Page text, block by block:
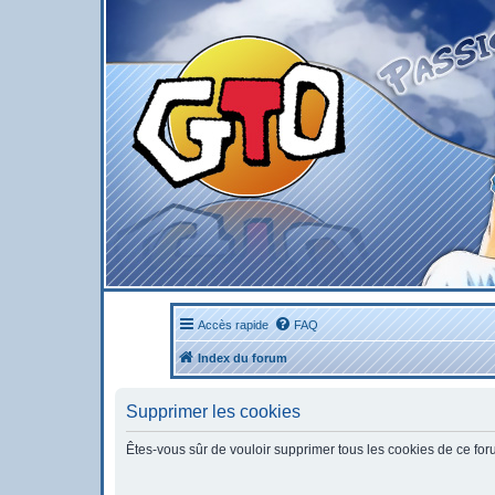
Accès rapide FAQ
Index du forum
Supprimer les cookies
Êtes-vous sûr de vouloir supprimer tous les cookies de ce